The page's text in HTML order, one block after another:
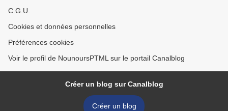
C.G.U.
Cookies et données personnelles
Préférences cookies
Voir le profil de NounoursPTML sur le portail Canalblog
Créer un blog sur Canalblog
Créer un blog